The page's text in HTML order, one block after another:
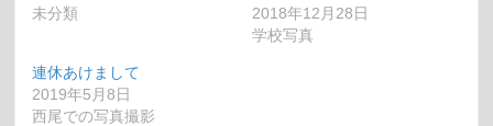
未分類
2018年12月28日
学校写真
連休あけまして
2019年5月8日
西尾での写真撮影